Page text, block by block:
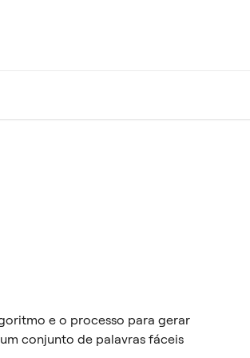
e o processo para gerar
conjunto de palavras fáceis